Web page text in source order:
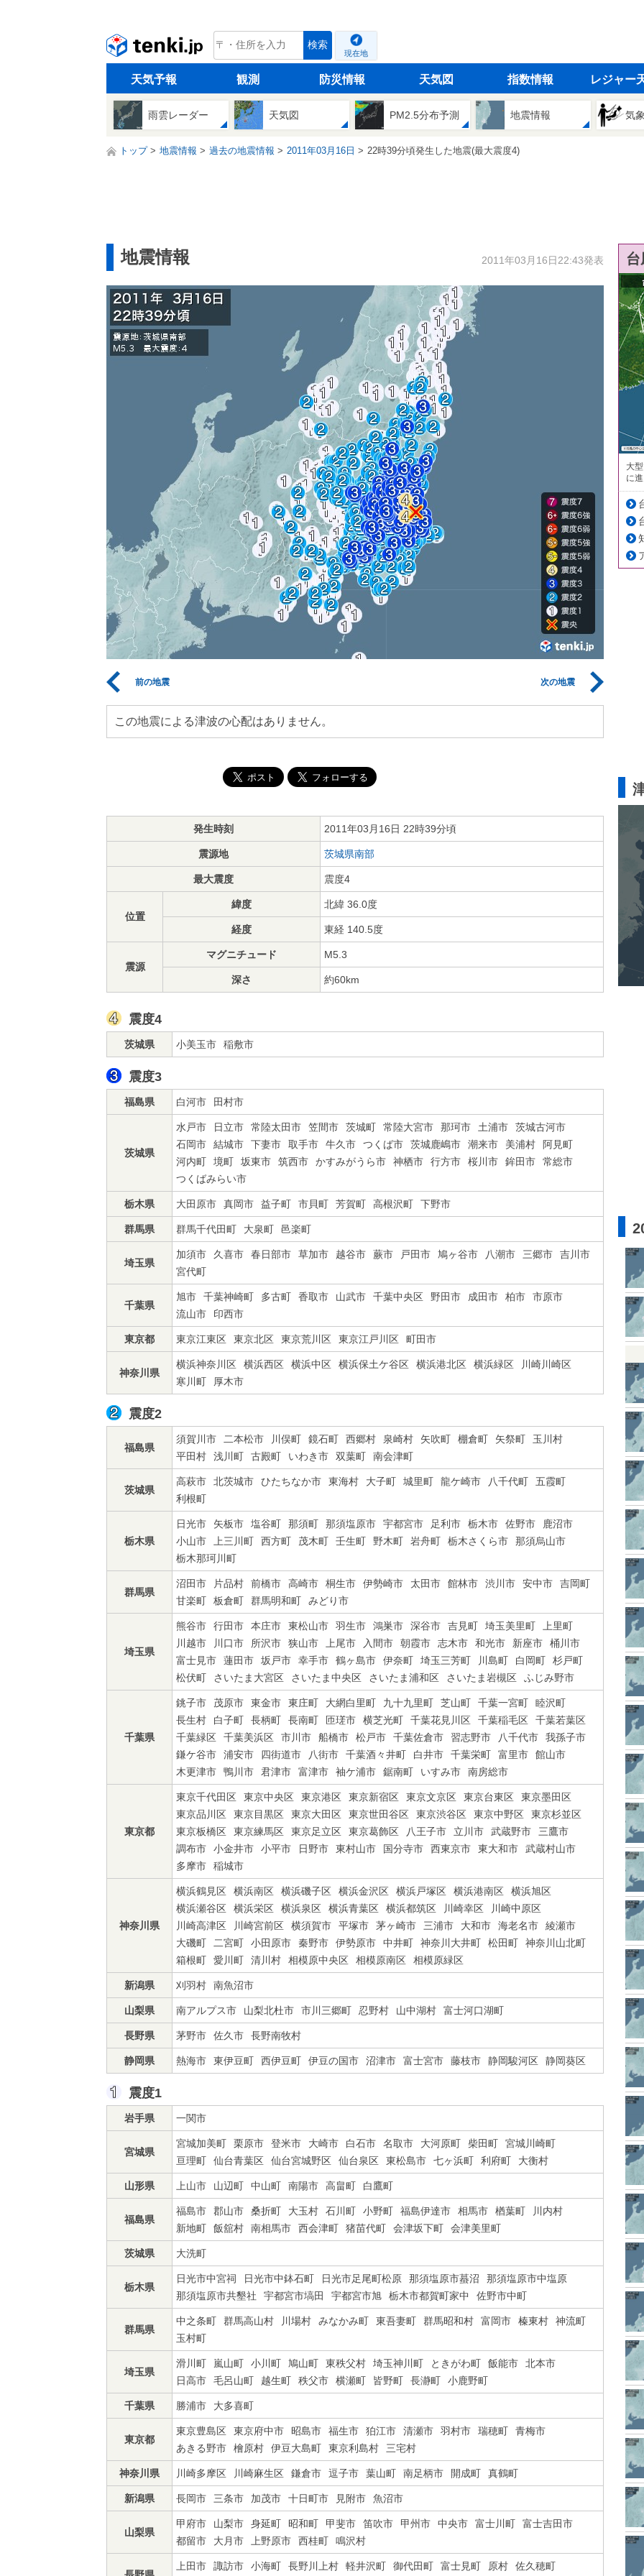
tenki.jp 検索
現在地
天気予報 観測 防災情報 天気図 指数情報 レジャー
雨雲レーダー 天気図 PM2.5分布予測 地震情報 気
トップ 地震情報 過去の地震情報 2011年03月16日 22時39分頃発生した地震(最大震度4)
地震情報 2011年03月16日22:43発表
前の地震 次の地震
この地震による津波の心配はありません。
発生時刻 2011年03月16日 22時39分頃
震源地 茨城県南部
最大震度 震度4
位置
緯度 北緯 36.0度
経度 東経 140.5度
震源
マグニチュード M5.3
深さ 約60km
震度4
茨城県 小美玉市 稲敷市
震度3
福島県 白河市 田村市
茨城県
水戸市 日立市 常陸太田市 笠間市 茨城町 常陸大宮市 那珂市 土浦市
茨城古河市
石岡市
結城市 下妻市 取手市 牛久市 つくば市 茨城鹿嶋市 潮来市 美浦村
阿見町
河内町
境町 坂東市 筑西市 かすみがうら市 神栖市 行方市 桜川市 鉾田市
常総市
つくばみらい市
栃木県 大田原市 真岡市 益子町 市貝町 芳賀町 高根沢町 下野市
群馬県 群馬千代田町 大泉町 邑楽町
埼玉県
加須市 久喜市 春日部市 草加市 越谷市 蕨市 戸田市 鳩ヶ谷市 八潮市 三郷市
吉川市
宮代町
千葉県
旭市 千葉神崎町 多古町 香取市 山武市 千葉中央区 野田市 成田市 柏市
市原市
流山市
印西市
東京都 東京江東区 東京北区 東京荒川区 東京江戸川区 町田市
神奈川県
横浜神奈川区 横浜西区 横浜中区 横浜保土ケ谷区 横浜港北区 横浜緑区
川崎川崎区
寒川町
厚木市
震度2
福島県
須賀川市 二本松市 川俣町 鏡石町 西郷村 泉崎村 矢吹町 棚倉町 矢祭町
玉川村
平田村
浅川町 古殿町 いわき市 双葉町 南会津町
茨城県
高萩市 北茨城市 ひたちなか市 東海村 大子町 城里町 龍ケ崎市 八千代町
五霞町
利根町
栃木県
日光市 矢板市 塩谷町 那須町 那須塩原市 宇都宮市 足利市 栃木市 佐野市
鹿沼市
小山市
上三川町 西方町 茂木町 壬生町 野木町 岩舟町 栃木さくら市
那須烏山市
栃木那珂川町
群馬県
沼田市 片品村 前橋市 高崎市 桐生市 伊勢崎市 太田市 館林市 渋川市 安中市
吉岡町
甘楽町
板倉町 群馬明和町 みどり市
埼玉県
熊谷市 行田市 本庄市 東松山市 羽生市 鴻巣市 深谷市 吉見町 埼玉美里町
上里町
川越市
川口市 所沢市 狭山市 上尾市 入間市 朝霞市 志木市 和光市 新座市
桶川市
富士見市
蓮田市 坂戸市 幸手市 鶴ヶ島市 伊奈町 埼玉三芳町 川島町 白岡町
杉戸町
松伏町
さいたま大宮区 さいたま中央区 さいたま浦和区 さいたま岩槻区 ふじみ野市
千葉県
銚子市 茂原市 東金市 東庄町 大網白里町 九十九里町 芝山町 千葉一宮町
睦沢町
長生村
白子町 長柄町 長南町 匝瑳市 横芝光町 千葉花見川区 千葉稲毛区
千葉若葉区
千葉緑区
千葉美浜区 市川市 船橋市 松戸市 千葉佐倉市 習志野市 八千代市
我孫子市
鎌ケ谷市
浦安市 四街道市 八街市 千葉酒々井町 白井市 千葉栄町 富里市
館山市
木更津市
鴨川市 君津市 富津市 袖ケ浦市 鋸南町 いすみ市 南房総市
東京都
東京千代田区 東京中央区 東京港区 東京新宿区 東京文京区 東京台東区
東京墨田区
東京品川区
東京目黒区 東京大田区 東京世田谷区 東京渋谷区 東京中野区
東京杉並区
東京板橋区
東京練馬区 東京足立区 東京葛飾区 八王子市 立川市 武蔵野市
三鷹市
調布市
小金井市 小平市 日野市 東村山市 国分寺市 西東京市 東大和市
武蔵村山市
多摩市
稲城市
神奈川県
横浜鶴見区 横浜南区 横浜磯子区 横浜金沢区 横浜戸塚区 横浜港南区
横浜旭区
横浜瀬谷区
横浜栄区 横浜泉区 横浜青葉区 横浜都筑区 川崎幸区
川崎中原区
川崎高津区
川崎宮前区 横須賀市 平塚市 茅ヶ崎市 三浦市 大和市 海老名市
綾瀬市
大磯町
二宮町 小田原市 秦野市 伊勢原市 中井町 神奈川大井町 松田町
神奈川山北町
箱根町
愛川町 清川村 相模原中央区 相模原南区 相模原緑区
新潟県 刈羽村 南魚沼市
山梨県 南アルプス市 山梨北杜市 市川三郷町 忍野村 山中湖村 富士河口湖町
長野県 茅野市 佐久市 長野南牧村
静岡県 熱海市 東伊豆町 西伊豆町 伊豆の国市 沼津市 富士宮市 藤枝市 静岡駿河区 静岡葵区
震度1
岩手県 一関市
宮城県
宮城加美町 栗原市 登米市 大崎市 白石市 名取市 大河原町 柴田町
宮城川崎町
亘理町
仙台青葉区 仙台宮城野区 仙台泉区 東松島市 七ヶ浜町 利府町 大衡村
山形県 上山市 山辺町 中山町 南陽市 高畠町 白鷹町
福島県
福島市 郡山市 桑折町 大玉村 石川町 小野町 福島伊達市 相馬市 楢葉町
川内村
新地町
飯舘村 南相馬市 西会津町 猪苗代町 会津坂下町 会津美里町
茨城県 大洗町
栃木県
日光市中宮祠 日光市中鉢石町 日光市足尾町松原 那須塩原市蟇沼
那須塩原市中塩原
那須塩原市共墾社
宇都宮市塙田 宇都宮市旭 栃木市都賀町家中 佐野市中町
群馬県
中之条町 群馬高山村 川場村 みなかみ町 東吾妻町 群馬昭和村 富岡市 榛東村
神流町
玉村町
埼玉県
滑川町 嵐山町 小川町 鳩山町 東秩父村 埼玉神川町 ときがわ町 飯能市
北本市
日高市
毛呂山町 越生町 秩父市 横瀬町 皆野町 長瀞町 小鹿野町
千葉県 勝浦市 大多喜町
東京都
東京豊島区 東京府中市 昭島市 福生市 狛江市 清瀬市 羽村市 瑞穂町
青梅市
あきる野市
檜原村 伊豆大島町 東京利島村 三宅村
神奈川県 川崎多摩区 川崎麻生区 鎌倉市 逗子市 葉山町 南足柄市 開成町 真鶴町
新潟県 長岡市 三条市 加茂市 十日町市 見附市 魚沼市
山梨県
甲府市 山梨市 身延町 昭和町 甲斐市 笛吹市 甲州市 中央市 富士川町
富士吉田市
都留市
大月市 上野原市 西桂町 鳴沢村
上田市 諏訪市 小海町 長野川上村 軽井沢町 御代田町 富士見町 原村 佐久穂町
大
に